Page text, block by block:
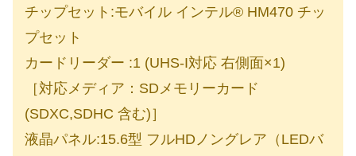
チップセット:モバイル インテル® HM470 チッ
プセット
カードリーダー :1 (UHS-I対応 右側面×1)
［対応メディア：SDメモリーカード
(SDXC,SDHC 含む)］
液晶パネル:15.6型 フルHDノングレア（LEDバ